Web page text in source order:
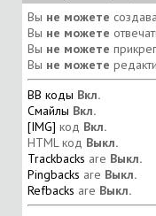
Вы не можете
Вы не можете
Вы не можете
Вы не можете
BB коды Вкл.
Смайлы Вкл.
[IMG] код Вкл.
HTML код Выкл.
Trackbacks are Выкл.
Pingbacks are Выкл.
Refbacks are Выкл.